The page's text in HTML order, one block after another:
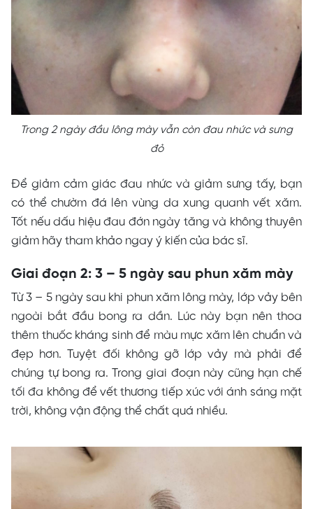
Trong 2 ngày đầu lông mày vẫn còn đau nhức và sưng
đỏ
Để giảm cảm giác đau nhức và giảm sưng tấy, bạn
có thể chườm đá lên vùng da xung quanh vết xăm.
Tốt nếu dấu hiệu đau đớn ngày tăng và không thuyên
giảm hãy tham khảo ngay ý kiến của bác sĩ.
Giai đoạn 2: 3 – 5 ngày sau phun xăm mày
Từ 3 – 5 ngày sau khi phun xăm lông mày, lớp vảy bên
ngoài bắt đầu bong ra dần. Lúc này bạn nên thoa
thêm thuốc kháng sinh để màu mực xăm lên chuẩn và
đẹp hơn. Tuyệt đối không gỡ lớp vảy mà phải để
chúng tự bong ra. Trong giai đoạn này cũng hạn chế
tối đa không để vết thương tiếp xúc với ánh sáng mặt
trời, không vận động thể chất quá nhiều.